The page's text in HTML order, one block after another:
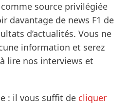
source privilégiée
davantage de news F1 de
d’actualités. Vous ne
information et serez
lire nos interviews et
: il vous suffit de cliquer